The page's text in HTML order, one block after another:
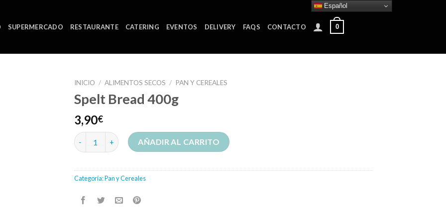
SUPERMERCADO RESTAURANTE CATERING EVENTOS DELIVERY FAQS CONTACTO 0
INICIO / ALIMENTOS SECOS / PAN Y CEREALES
Spelt Bread 400g
3,90€
Spelt Bread 400g cantidadAÑADIR AL CARRITO
Categoría:Pan y Cereales
Español